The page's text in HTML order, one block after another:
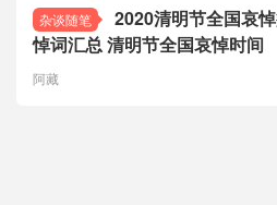
杂谈随笔
2020清明节全国哀
悼词汇总 清明节全国哀悼时间
阿藏